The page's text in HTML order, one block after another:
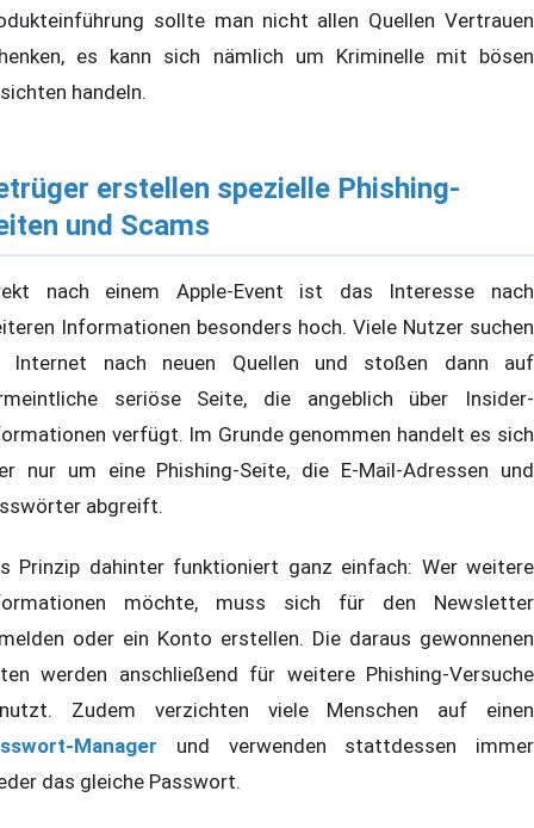
sollte man nicht allen Quellen Vertrauen
es kann sich nämlich um Kriminelle mit bösen
handeln.
erstellen spezielle Phishing-
und Scams
nach einem Apple-Event ist das Interesse nach
Informationen besonders hoch. Viele Nutzer suchen
Internet nach neuen Quellen und stoßen dann auf
seriöse Seite, die angeblich über Insider-
verfügt. Im Grunde genommen handelt es sich
nur um eine Phishing-Seite, die E-Mail-Adressen und
abgreift.
Prinzip dahinter funktioniert ganz einfach: Wer weitere
möchte, muss sich für den Newsletter
oder ein Konto erstellen. Die daraus gewonnenen
werden anschließend für weitere Phishing-Versuche
Zudem verzichten viele Menschen auf einen
Manager und verwenden stattdessen immer
das gleiche Passwort.